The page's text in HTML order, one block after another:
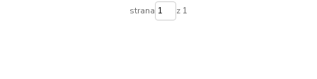
strana z 1